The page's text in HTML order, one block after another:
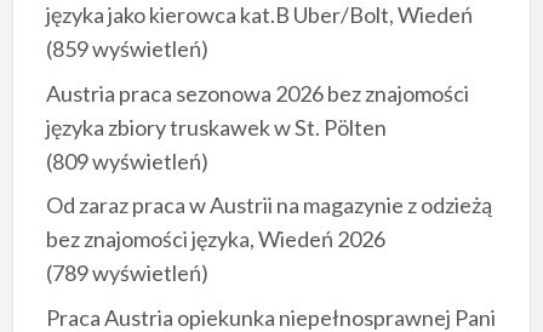
języka jako kierowca kat.B Uber/Bolt, Wiedeń
(859 wyświetleń)
Austria praca sezonowa 2026 bez znajomości
języka zbiory truskawek w St. Pölten
(809 wyświetleń)
Od zaraz praca w Austrii na magazynie z odzieżą
bez znajomości języka, Wiedeń 2026
(789 wyświetleń)
Praca Austria opiekunka niepełnosprawnej Pani